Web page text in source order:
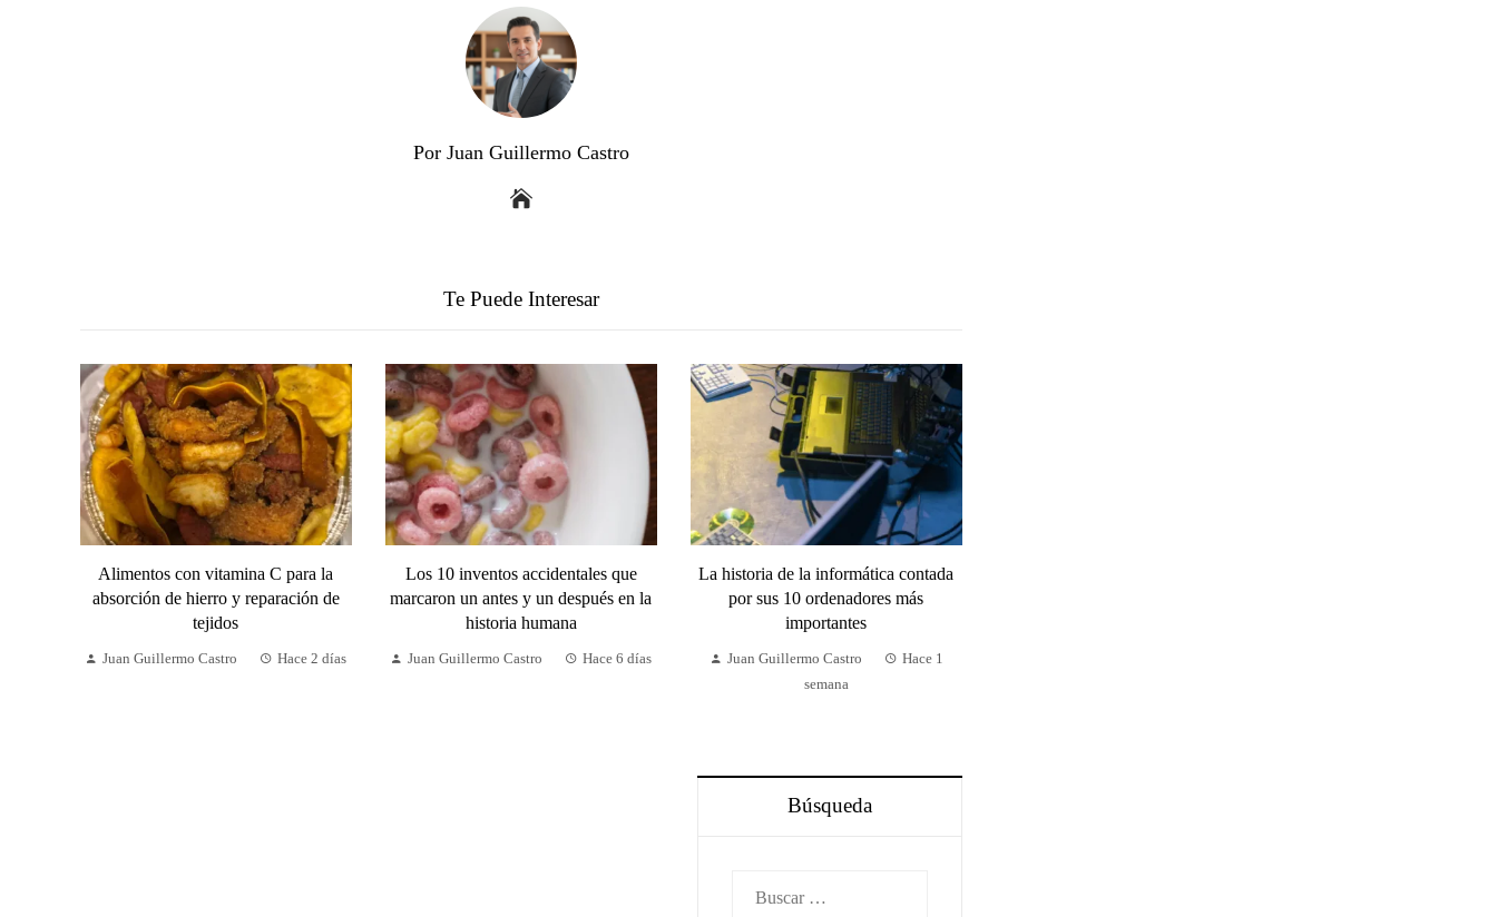
Por Juan Guillermo Castro
Te Puede Interesar
Alimentos con vitamina C para la
absorción de hierro y reparación de
tejidos
Juan Guillermo Castro Hace 2 días
Los 10 inventos accidentales que
marcaron un antes y un después en la
historia humana
Juan Guillermo Castro Hace 6 días
La historia de la informática contada
por sus 10 ordenadores más
importantes
Juan Guillermo Castro
Hace 1
semana
Búsqueda